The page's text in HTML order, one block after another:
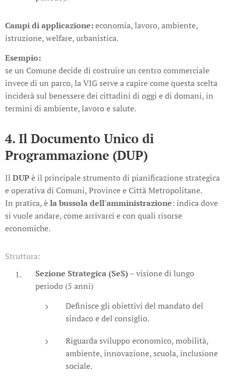
Campi di applicazione:economia, lavoro, ambiente,
istruzione, welfare, urbanistica.
Esempio:
se un Comune decide di costruire un centro commerciale
invece di un parco, la VIG serve a capire come questa scelta
inciderà sul benessere dei cittadini di oggi e di domani, in
termini di ambiente, lavoro e salute.
4. Il Documento Unico di
Programmazione (DUP)
Il DUPè il principale strumento di pianificazione strategica
e operativa di Comuni, Province e Città Metropolitane.
In pratica, èla bussola dell'amministrazione: indica dove
si vuole andare, come arrivarci e con quali risorse
economiche.
Struttura:
Sezione Strategica (SeS)– visione di lungo
periodo (5 anni)
Definisce gli obiettivi del mandato del
sindaco e del consiglio.
Riguarda sviluppo economico, mobilità,
ambiente, innovazione, scuola, inclusione
sociale.